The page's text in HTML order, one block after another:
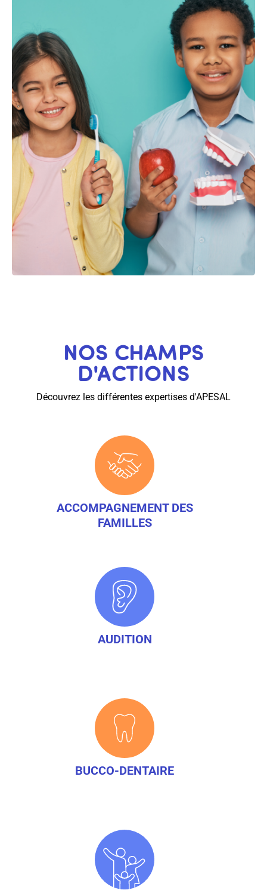
NOS CHAMPS
D'ACTIONS
Découvrez les différentes expertises d'APESAL
ACCOMPAGNEMENT DES
FAMILLES
AUDITION
BUCCO-DENTAIRE